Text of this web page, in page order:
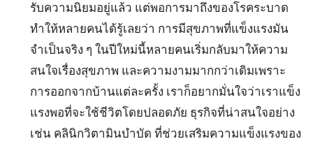
รับความนิยมอยู่แล้ว แต่พอการมาถึงของโรคระบาด
ทำให้หลายคนได้รู้เลยว่า การมีสุขภาพที่แข็งแรงมัน
จำเป็นจริง ๆ ในปีใหม่นี้หลายคนเริ่มกลับมาให้ความ
สนใจเรื่องสุขภาพ และความงามมากกว่าเดิมเพราะ
การออกจากบ้านแต่ละครั้ง เราก็อยากมั่นใจว่าเราแข็ง
แรงพอที่จะใช้ชีวิตโดยปลอดภัย ธุรกิจที่น่าสนใจอย่าง
เช่น คลินิกวิตามินบำบัด ที่ช่วยเสริมความแข็งแรงของ